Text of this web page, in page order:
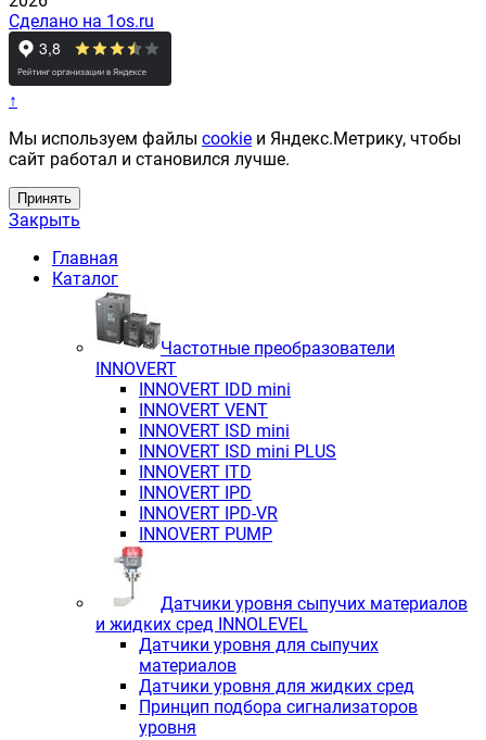
Сделано на 1os.ru
↑
Мы используем файлы cookie и Яндекс.Метрику, чтобы
сайт работал и становился лучше.
Принять
Закрыть
Главная
Каталог
Частотные преобразователи
INNOVERT
INNOVERT IDD mini
INNOVERT VENT
INNOVERT ISD mini
INNOVERT ISD mini PLUS
INNOVERT ITD
INNOVERT IРD
INNOVERT IРD-VR
INNOVERT PUMP
Датчики уровня сыпучих материалов
и жидких сред INNOLEVEL
Датчики уровня для сыпучих
материалов
Датчики уровня для жидких сред
Принцип подбора сигнализаторов
уровня